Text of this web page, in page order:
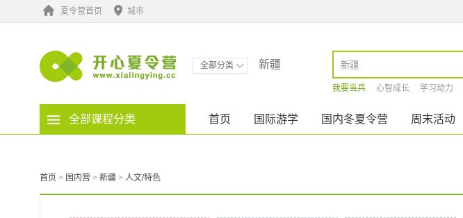
夏令营首页 城市
新疆
全部分类
我要当兵 心智成长 学习动力
全部课程分类 首页 国际游学 国内冬夏令营 周末活动
首页 > 国内营 > 新疆 > 人文/特色